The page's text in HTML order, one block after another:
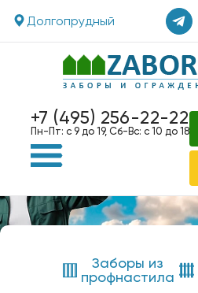
Долгопрудный
+7 (495) 256-22-22
Пн-Пт: с 9 до 19, Сб-Вс: с 10 до 18
Заборы из
профнастила